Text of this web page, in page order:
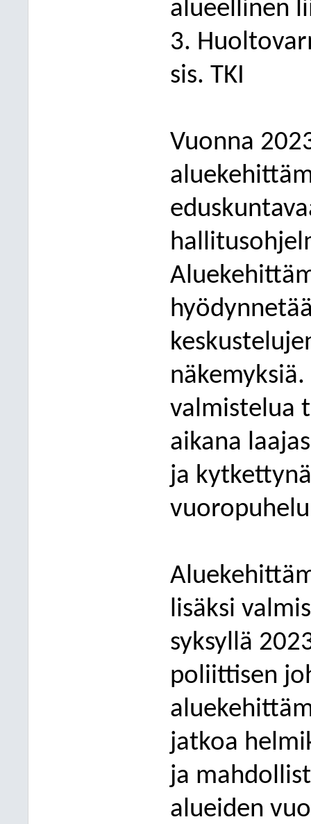
alueellinen
3.
sis. TKI
Vuonna
näkemyksiä.
valmistelua
aikana
ja
lisäksi
syksyllä
poliittisen
jatkoa
ja
alueiden